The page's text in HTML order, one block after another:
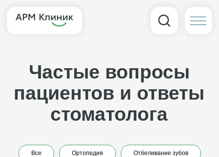
пациентов и ответы
стоматолога
Все Ортопедия Отбеливание зубов